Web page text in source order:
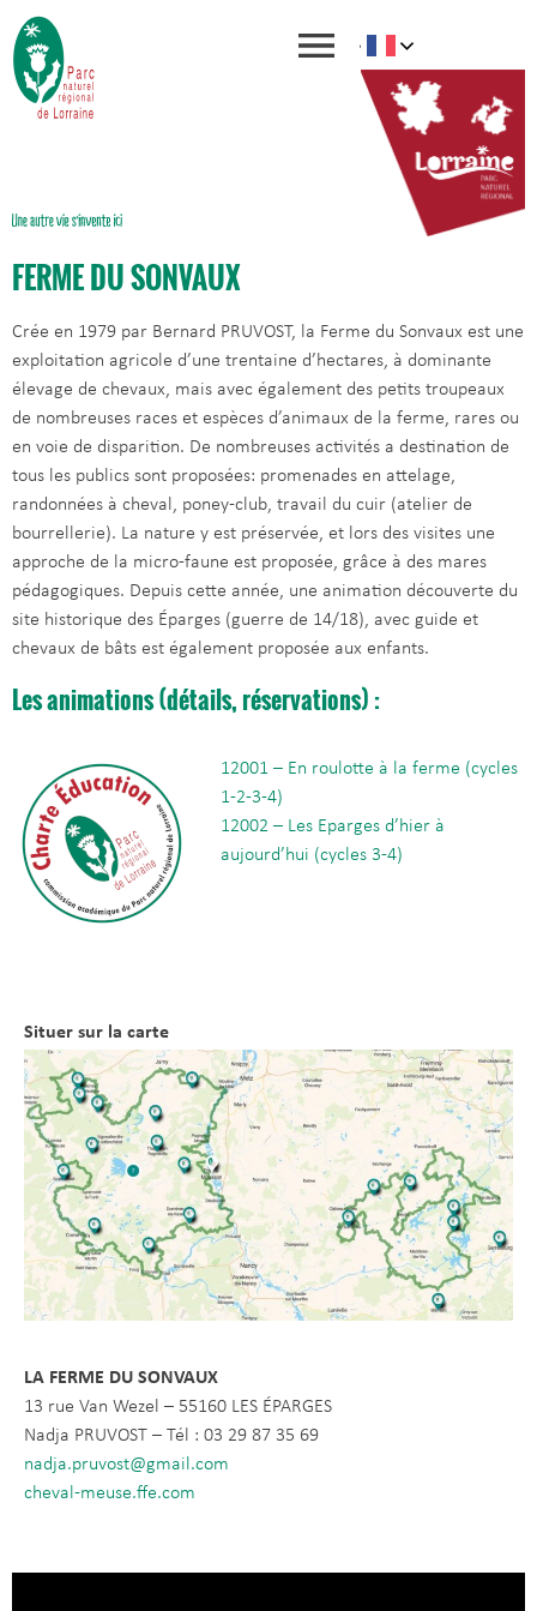
FERME DU SONVAUX
Crée en 1979 par Bernard PRUVOST, la Ferme du Sonvaux est une
exploitation agricole d’une trentaine d’hectares, à dominante
élevage de chevaux, mais avec également des petits troupeaux
de nombreuses races et espèces d’animaux de la ferme, rares ou
en voie de disparition. De nombreuses activités a destination de
tous les publics sont proposées: promenades en attelage,
randonnées à cheval, poney-club, travail du cuir (atelier de
bourrellerie). La nature y est préservée, et lors des visites une
approche de la micro-faune est proposée, grâce à des mares
pédagogiques. Depuis cette année, une animation découverte du
site historique des Éparges (guerre de 14/18), avec guide et
chevaux de bâts est également proposée aux enfants.
Les animations (détails, réservations) :
12001 – En roulotte à la ferme (cycles
1-2-3-4)
12002 – Les Eparges d’hier à
aujourd’hui (cycles 3-4)
Situer sur la carte
LA FERME DU SONVAUX
13 rue Van Wezel – 55160 LES ÉPARGES
Nadja PRUVOST – Tél : 03 29 87 35 69
nadja.pruvost@gmail.com
cheval-meuse.ffe.com